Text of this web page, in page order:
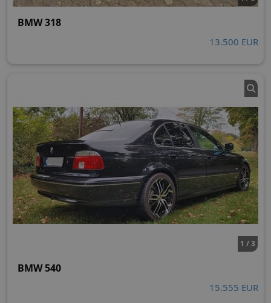
BMW 318
13.500 EUR
1 / 3
BMW 540
15.555 EUR